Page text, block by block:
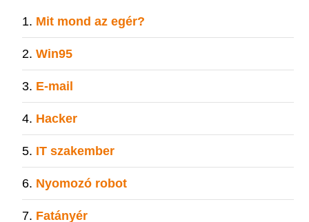
Mit mond az egér?
Win95
E-mail
Hacker
IT szakember
Nyomozó robot
Fatányér